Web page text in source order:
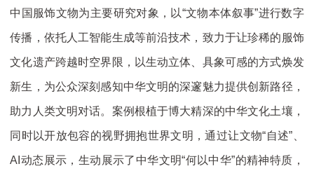
中国服饰文物为主要研究对象，以“文物本体叙事”进行数字
传播，依托人工智能生成等前沿技术，致力于让珍稀的服饰
文化遗产跨越时空界限，以生动立体、具象可感的方式焕发
新生，为公众深刻感知中华文明的深邃魅力提供创新路径，
助力人类文明对话。案例根植于博大精深的中华文化土壤，
同时以开放包容的视野拥抱世界文明，通过让文物“自述”、
AI动态展示，生动展示了中华文明“何以中华”的精神特质，